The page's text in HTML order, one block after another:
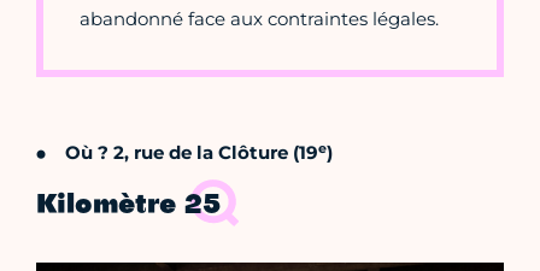
abandonné face aux contraintes légales.
Où ? 2, rue de la Clôture (19e)
Kilomètre 25